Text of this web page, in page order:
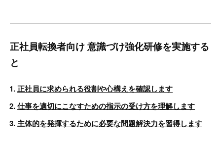
正社員転換者向け 意識づけ強化研修を実施する
と
正社員に求められる役割や心構えを確認します
仕事を適切にこなすための指示の受け方を理解します
主体的を発揮するために必要な問題解決力を習得します